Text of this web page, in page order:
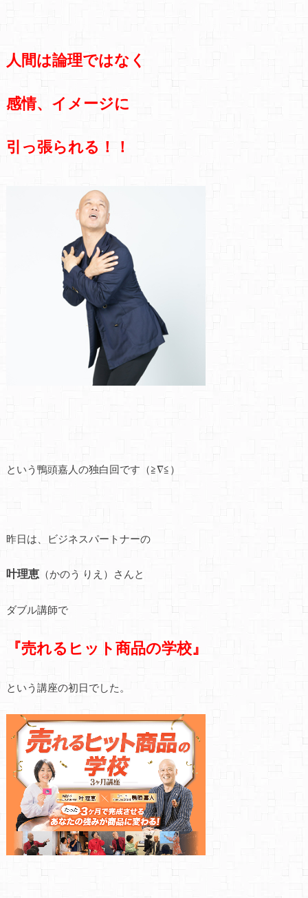
人間は論理ではなく
感情、イメージに
引っ張られる！！
という鴨頭嘉人の独白回です（≧∇≦）
昨日は、ビジネスパートナーの
叶理恵（かのう りえ）さんと
ダブル講師で
『売れるヒット商品の学校』
という講座の初日でした。